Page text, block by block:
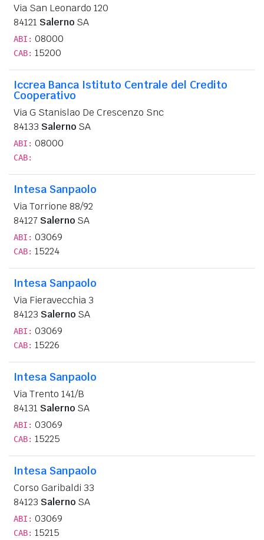
Via San Leonardo 120
84121 Salerno SA
ABI: 08000
CAB: 15200
Iccrea Banca Istituto Centrale del Credito
Cooperativo
Via G Stanislao De Crescenzo Snc
84133 Salerno SA
ABI: 08000
CAB:
Intesa Sanpaolo
Via Torrione 88/92
84127 Salerno SA
ABI: 03069
CAB: 15224
Intesa Sanpaolo
Via Fieravecchia 3
84123 Salerno SA
ABI: 03069
CAB: 15226
Intesa Sanpaolo
Via Trento 141/B
84131 Salerno SA
ABI: 03069
CAB: 15225
Intesa Sanpaolo
Corso Garibaldi 33
84123 Salerno SA
ABI: 03069
CAB: 15215